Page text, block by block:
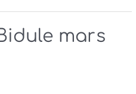
mars